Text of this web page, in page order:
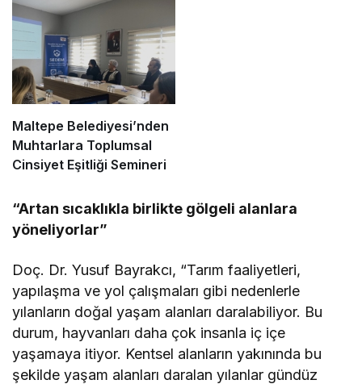
Maltepe Belediyesi’nden
Muhtarlara Toplumsal
Cinsiyet Eşitliği Semineri
“Artan sıcaklıkla birlikte gölgeli alanlara
yöneliyorlar”
Doç. Dr. Yusuf Bayrakcı, “Tarım faaliyetleri,
yapılaşma ve yol çalışmaları gibi nedenlerle
yılanların doğal yaşam alanları daralabiliyor. Bu
durum, hayvanları daha çok insanla iç içe
yaşamaya itiyor. Kentsel alanların yakınında bu
şekilde yaşam alanları daralan yılanlar gündüz